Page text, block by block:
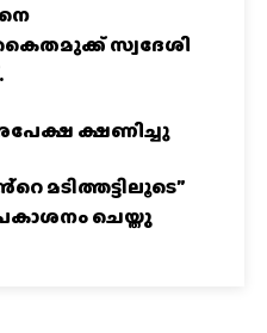
കൈതമുക്ക് സ്വദേശി
ക്ഷണിച്ചു
മടിത്തട്ടിലൂടെ”
ചെയ്തു